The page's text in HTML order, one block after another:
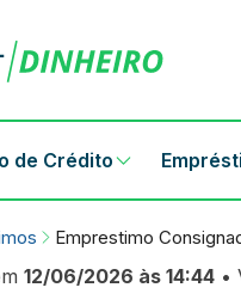
de Crédito
Emprestimo
12/06/2026 às 14:44 •